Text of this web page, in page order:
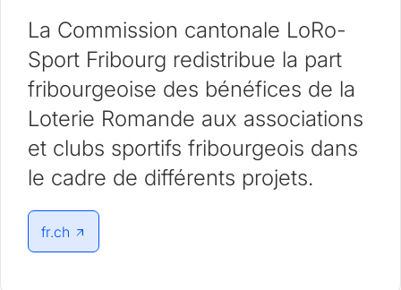
La Commission cantonale LoRo-
Sport Fribourg redistribue la part
fribourgeoise des bénéfices de la
Loterie Romande aux associations
et clubs sportifs fribourgeois dans
le cadre de différents projets.
fr.ch